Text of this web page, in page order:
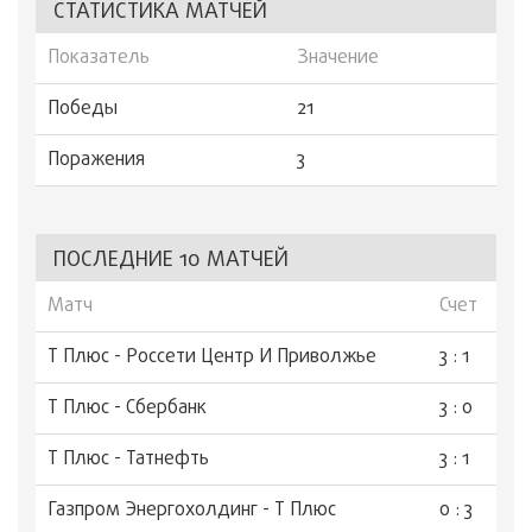
СТАТИСТИКА МАТЧЕЙ
Показатель
Значение
Победы
21
Поражения
3
ПОСЛЕДНИЕ 10 МАТЧЕЙ
Матч
Счет
Т Плюс - Россети Центр И Приволжье
3 : 1
Т Плюс - Сбербанк
3 : 0
Т Плюс - Татнефть
3 : 1
Газпром Энергохолдинг - Т Плюс
0 : 3